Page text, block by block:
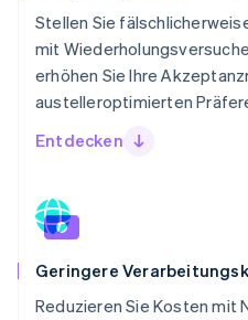
Stellen Sie
mit
erhöhen Sie Ihre
austelleroptimierten
Entdecken
Geringere
Reduzieren Sie Kosten mit